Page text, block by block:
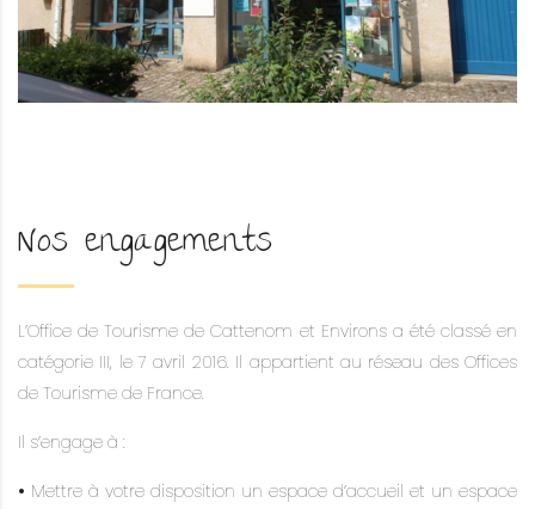
Nos engagements
L’Office de Tourisme de Cattenom et Environs a été classé en
catégorie III, le 7 avril 2016. Il appartient au réseau des Offices
de Tourisme de France.
Il s’engage à :
• Mettre à votre disposition un espace d’accueil et un espace